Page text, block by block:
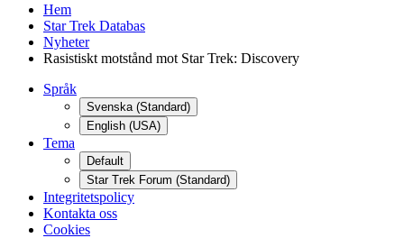
Hem
Star Trek Databas
Nyheter
Rasistiskt motstånd mot Star Trek: Discovery
Språk
Svenska (Standard)
English (USA)
Tema
Default
Star Trek Forum (Standard)
Integritetspolicy
Kontakta oss
Cookies